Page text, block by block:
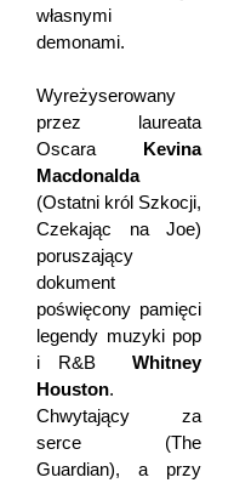
własnymi
demonami.
Wyreżyserowany
przez laureata
Oscara  Kevina
Macdonalda
(Ostatni król Szkocji,
Czekając na Joe)
poruszający
dokument
poświęcony pamięci
legendy muzyki pop
i R&B  Whitney
Houston.
Chwytający za
serce (The
Guardian), a przy